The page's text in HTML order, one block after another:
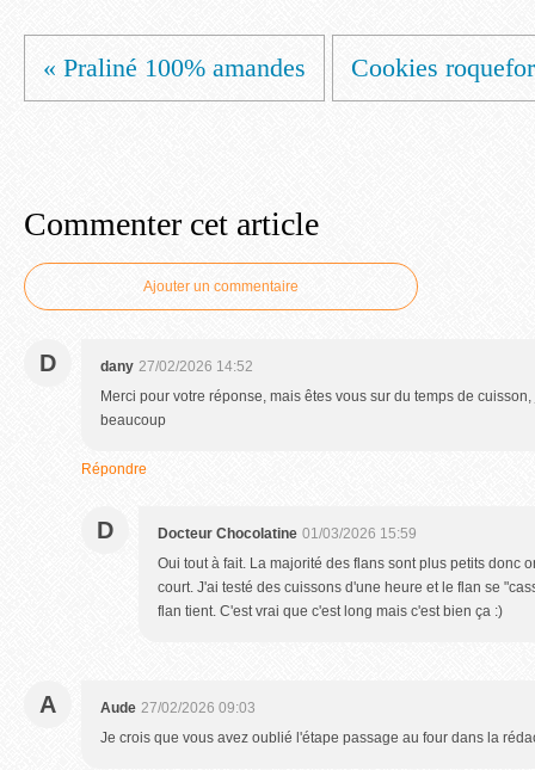
« Praliné 100% amandes Cookies
Commenter cet article
Ajouter un commentaire
D dany 27/02/2026 14:52
Merci pour votre réponse, mais êtes vous sur du temps de
beaucoup
Répondre
D Docteur Chocolatine 01/03/2026 15:59
Oui tout à fait. La majorité des flans sont plus petits donc
court. J'ai testé des cuissons d'une heure et le flan se
flan tient. C'est vrai que c'est long mais c'est bien ça :)
A Aude 27/02/2026 09:03
Je crois que vous avez oublié l'étape passage au four dans la